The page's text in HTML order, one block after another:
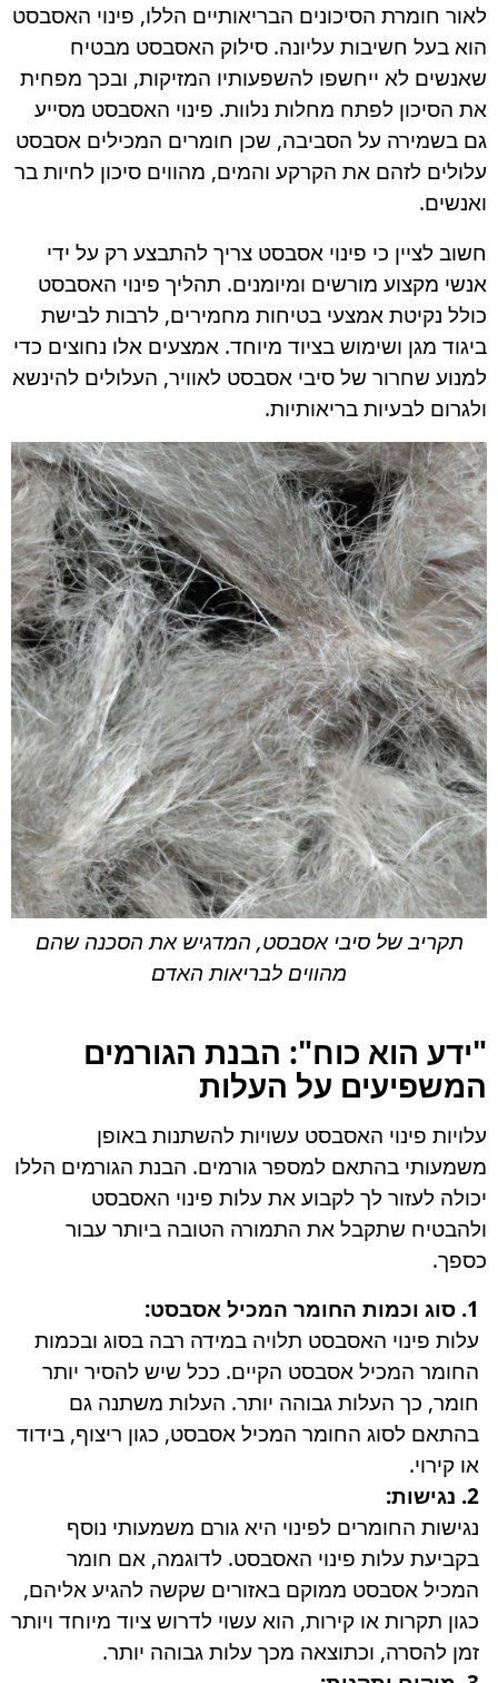
לאור חומרת הסיכונים הבריאותיים הללו, פינוי האסבסט
הוא בעל חשיבות עליונה. סילוק האסבסט מבטיח
שאנשים לא ייחשפו להשפעותיו המזיקות, ובכך מפחית
את הסיכון לפתח מחלות נלוות. פינוי האסבסט מסייע
גם בשמירה על הסביבה, שכן חומרים המכילים אסבסט
עלולים לזהם את הקרקע והמים, מהווים סיכון לחיות בר
ואנשים.
חשוב לציין כי פינוי אסבסט צריך להתבצע רק על ידי
אנשי מקצוע מורשים ומיומנים. תהליך פינוי האסבסט
כולל נקיטת אמצעי בטיחות מחמירים, לרבות לבישת
ביגוד מגן ושימוש בציוד מיוחד. אמצעים אלו נחוצים כדי
למנוע שחרור של סיבי אסבסט לאוויר, העלולים להינשא
ולגרום לבעיות בריאותיות.
תקריב של סיבי אסבסט, המדגיש את הסכנה שהם
מהווים לבריאות האדם
"ידע הוא כוח": הבנת הגורמים
המשפיעים על העלות
עלויות פינוי האסבסט עשויות להשתנות באופן
משמעותי בהתאם למספר גורמים. הבנת הגורמים הללו
יכולה לעזור לך לקבוע את עלות פינוי האסבסט
ולהבטיח שתקבל את התמורה הטובה ביותר עבור
כספך.
1. סוג וכמות החומר המכיל אסבסט:
עלות פינוי האסבסט תלויה במידה רבה בסוג ובכמות
החומר המכיל אסבסט הקיים. ככל שיש להסיר יותר
חומר, כך העלות גבוהה יותר. העלות משתנה גם
בהתאם לסוג החומר המכיל אסבסט, כגון ריצוף, בידוד
או קירוי.
2. נגישות:
נגישות החומרים לפינוי היא גורם משמעותי נוסף
בקביעת עלות פינוי האסבסט. לדוגמה, אם חומר
המכיל אסבסט ממוקם באזורים שקשה להגיע אליהם,
כגון תקרות או קירות, הוא עשוי לדרוש ציוד מיוחד ויותר
זמן להסרה, וכתוצאה מכך עלות גבוהה יותר.